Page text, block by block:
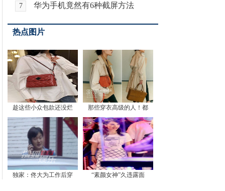
7 华为手机竟然有6种截屏方法
热点图片
趁这些小众包款还没烂 那些穿衣高级的人！都
独家：佟大为工作后穿 “素颜女神”久违露面